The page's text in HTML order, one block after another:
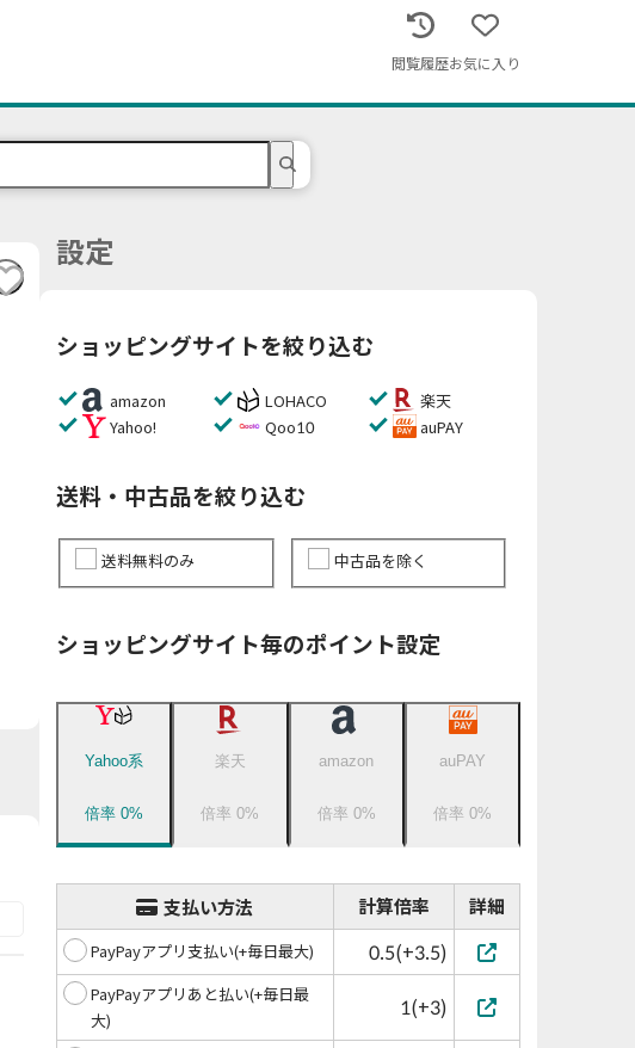
閲覧履歴お気に入り
設定
ショッピングサイトを絞り込む
amazon LOHACO
楽天
Yahoo!
Qoo10 auPAY
送料・中古品を絞り込む
送料無料のみ 中古品を除く
ショッピングサイト毎のポイント設定
Yahoo系
倍率0%
楽天
倍率0%
amazon
倍率 0%
auPAY
倍率0%
支払い方法 計算倍率 詳細
PayPayアプリ支払い(+毎日最大) 0.5(+3.5)
PayPayアプリあと払い(+毎日最
大)
1(+3)